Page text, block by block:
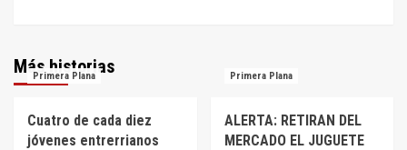
Más historias
Primera Plana
Cuatro de cada diez
jóvenes entrerrianos
Primera Plana
ALERTA: RETIRAN DEL
MERCADO EL JUGUETE